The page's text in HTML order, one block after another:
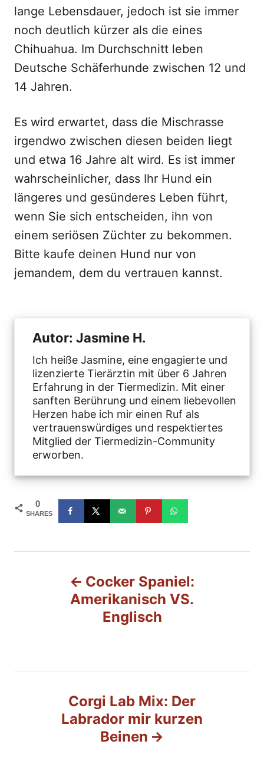
lange Lebensdauer, jedoch ist sie immer
noch deutlich kürzer als die eines
Chihuahua. Im Durchschnitt leben
Deutsche Schäferhunde zwischen 12 und
14 Jahren.
Es wird erwartet, dass die Mischrasse
irgendwo zwischen diesen beiden liegt
und etwa 16 Jahre alt wird. Es ist immer
wahrscheinlicher, dass Ihr Hund ein
längeres und gesünderes Leben führt,
wenn Sie sich entscheiden, ihn von
einem seriösen Züchter zu bekommen.
Bitte kaufe deinen Hund nur von
jemandem, dem du vertrauen kannst.
Autor: Jasmine H.
Ich heiße Jasmine, eine engagierte und
lizenzierte Tierärztin mit über 6 Jahren
Erfahrung in der Tiermedizin. Mit einer
sanften Berührung und einem liebevollen
Herzen habe ich mir einen Ruf als
vertrauenswürdiges und respektiertes
Mitglied der Tiermedizin-Community
erworben.
0
SHARES
r
Cocker Spaniel:
Amerikanisch VS.
Englisch
Corgi Lab Mix: Der
Labrador mir kurzen
Beinen